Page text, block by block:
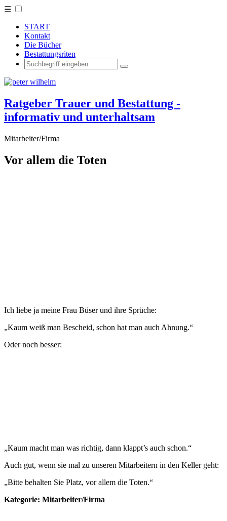
☰
START
Kontakt
Die Bücher
Bestattungsriten
Ratgeber Trauer und Bestattung -
informativ und unterhaltsam
Mitarbeiter/Firma
Vor allem die Toten
Ich liebe ja meine Frau Büser und ihre Sprüche:
„Kaum weiß man Bescheid, schon hat man auch Ahnung.“
Oder noch besser:
„Kaum macht man was richtig, dann klappt’s auch schon.“
Auch gut, wenn sie mal zu unseren Mitarbeitern in den Keller geht:
„Bitte behalten Sie Platz, vor allem die Toten.“
Kategorie: Mitarbeiter/Firma